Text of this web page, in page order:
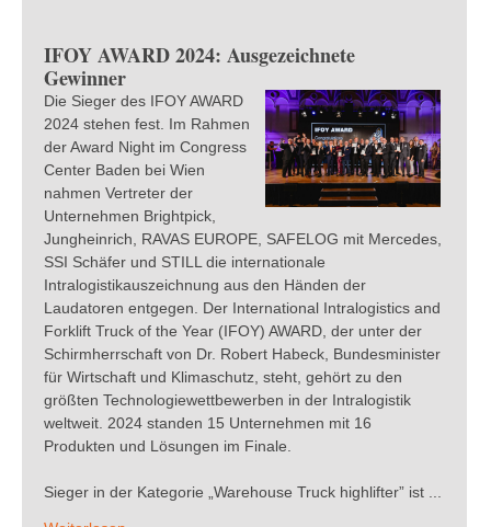
IFOY AWARD 2024: Ausgezeichnete
Gewinner
Die Sieger des IFOY AWARD
2024 stehen fest. Im Rahmen
der Award Night im Congress
Center Baden bei Wien
nahmen Vertreter der
Unternehmen Brightpick,
Jungheinrich, RAVAS EUROPE, SAFELOG mit Mercedes,
SSI Schäfer und STILL die internationale
Intralogistikauszeichnung aus den Händen der
Laudatoren entgegen. Der International Intralogistics and
Forklift Truck of the Year (IFOY) AWARD, der unter der
Schirmherrschaft von Dr. Robert Habeck, Bundesminister
für Wirtschaft und Klimaschutz, steht, gehört zu den
größten Technologiewettbewerben in der Intralogistik
weltweit. 2024 standen 15 Unternehmen mit 16
Produkten und Lösungen im Finale.
Sieger in der Kategorie „Warehouse Truck highlifter” ist ...